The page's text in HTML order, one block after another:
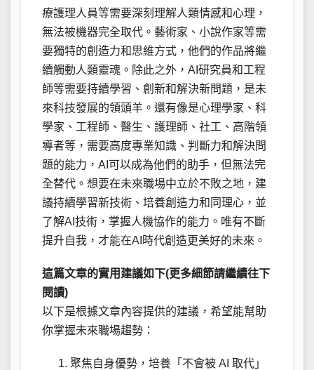
療護理人員等需要深刻理解人類情感和心理，
無法被機器完全取代。藝術家、小說作家等需
要獨特的創造力和思維方式，他們的作品將繼
續觸動人類靈魂。除此之外，AI研究員和工程
師等需要持續學習、創新和解決新問題，是未
來科技發展的領頭羊。還有像是心理學家、科
學家、工程師、醫生、護理師、社工、高階領
導者等，需要高度專業知識、判斷力和解決問
題的能力，AI可以成為他們的助手，但無法完
全替代。想要在未來職場中立於不敗之地，建
議持續學習新技術、培養創造力和同理心，並
了解AI技術，掌握人機協作的能力。唯有不斷
提升自我，才能在AI時代創造更美好的未來。
這篇文章的實用建議如下(更多細節請繼續往下
閱讀)
以下是根據文章內容提供的建議，希望能幫助
你掌握未來職場趨勢：
聚焦自身優勢，培養「不會被 AI 取代」